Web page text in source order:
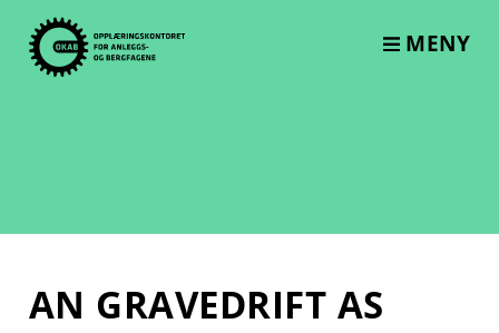
content
MENY
AN GRAVEDRIFT AS